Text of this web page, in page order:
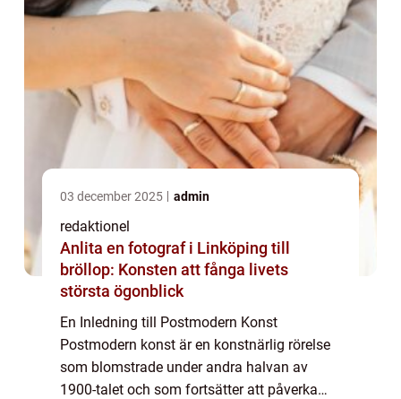
03 december 2025 admin
redaktionel
Anlita en fotograf i Linköping till
bröllop: Konsten att fånga livets
största ögonblick
En Inledning till Postmodern Konst
Postmodern konst är en konstnärlig rörelse
som blomstrade under andra halvan av
1900-talet och som fortsätter att påverka